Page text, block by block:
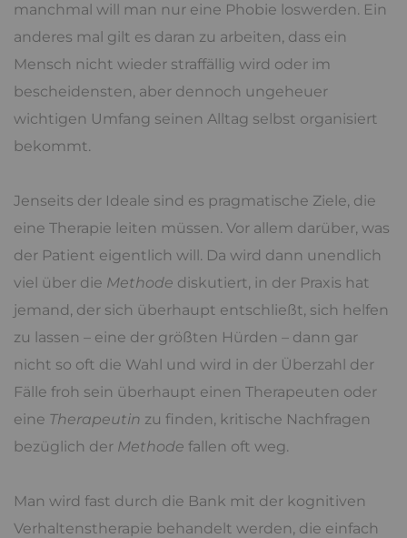
manchmal will man nur eine Phobie loswerden. Ein
anderes mal gilt es daran zu arbeiten, dass ein
Mensch nicht wieder straffällig wird oder im
bescheidensten, aber dennoch ungeheuer
wichtigen Umfang seinen Alltag selbst organisiert
bekommt.
Jenseits der Ideale sind es pragmatische Ziele, die
eine Therapie leiten müssen. Vor allem darüber, was
der Patient eigentlich will. Da wird dann unendlich
viel über die Methode diskutiert, in der Praxis hat
jemand, der sich überhaupt entschließt, sich helfen
zu lassen – eine der größten Hürden – dann gar
nicht so oft die Wahl und wird in der Überzahl der
Fälle froh sein überhaupt einen Therapeuten oder
eine Therapeutin zu finden, kritische Nachfragen
bezüglich der Methode fallen oft weg.
Man wird fast durch die Bank mit der kognitiven
Verhaltenstherapie behandelt werden, die einfach